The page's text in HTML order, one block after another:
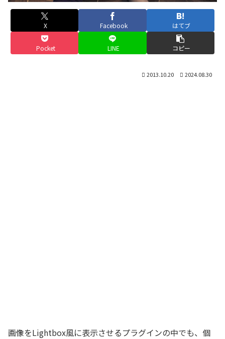
X Facebook はてブ
Pocket LINE コピー
2013.10.20 2024.08.30
画像をLightbox風に表示させるプラグインの中でも、個